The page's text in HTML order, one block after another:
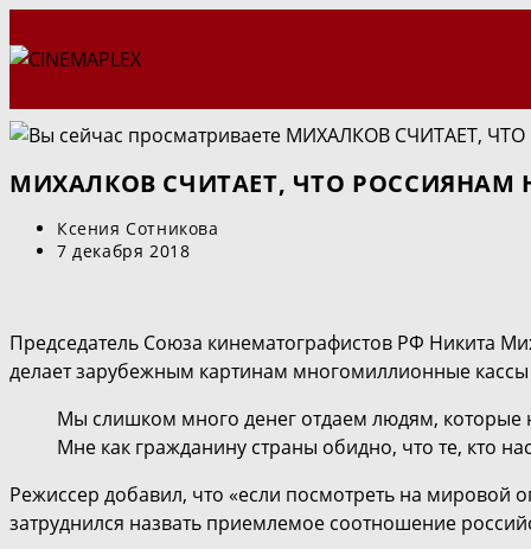
к
МИХАЛКОВ СЧИТАЕТ, ЧТО РОССИЯНАМ
Автор
записи:
Ксения Сотникова
Запись
7 декабря 2018
Председатель Союза кинематографистов РФ Никита
делает зарубежным картинам многомиллионные
Мы слишком много денег отдаем людям, которые
Мне как гражданину страны обидно, что те, кто
Режиссер добавил, что «если посмотреть на
затруднился назвать приемлемое соотношение